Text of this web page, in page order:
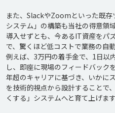
また、SlackやZoomといった既
システム」の構築も当社の得意領
導入せずとも、今あるIT資産をパ
で、驚くほど低コストで業務の自
例えば、3万円の着手金で、1日以
し、即座に現場のフィードバック
年超のキャリアに基づき、いかに
を技術的視点から設計することで
くする」システムへと育て上げます